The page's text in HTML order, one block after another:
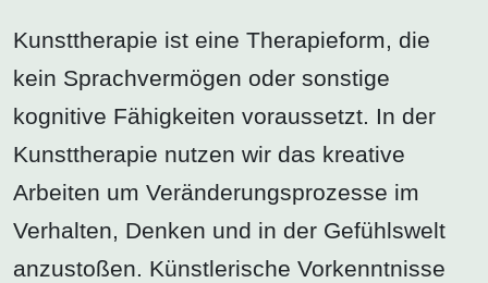
Kunsttherapie ist eine Therapieform, die
kein Sprachvermögen oder sonstige
kognitive Fähigkeiten voraussetzt. In der
Kunsttherapie nutzen wir das kreative
Arbeiten um Veränderungsprozesse im
Verhalten, Denken und in der Gefühlswelt
anzustoßen. Künstlerische Vorkenntnisse